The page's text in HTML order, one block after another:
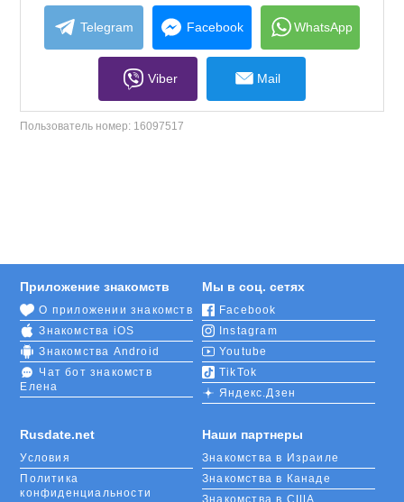
collapse
contents
Telegram Facebook WhatsApp
Viber Mail
Пользователь номер: 16097517
Rusdate.net
Условия
Политика
конфиденциальности
Приложение знакомств
О приложении знакомств
Знакомства iOS
Знакомства Android
Чат бот знакомств
Елена
Мы в соц. сетях
Facebook
Instagram
Youtube
TikTok
Яндекс.Дзен
Наши партнеры
Знакомства в Израиле
Знакомства в Канаде
Знакомства в США